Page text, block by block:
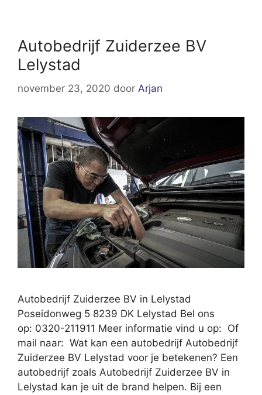
Autobedrijf Zuiderzee BV
Lelystad
november 23, 2020 door Arjan
Autobedrijf Zuiderzee BV in Lelystad
Poseidonweg 5 8239 DK Lelystad Bel ons
op: 0320-211911 Meer informatie vind u op: Of
mail naar: Wat kan een autobedrijf Autobedrijf
Zuiderzee BV Lelystad voor je betekenen? Een
autobedrijf zoals Autobedrijf Zuiderzee BV in
Lelystad kan je uit de brand helpen. Bij een